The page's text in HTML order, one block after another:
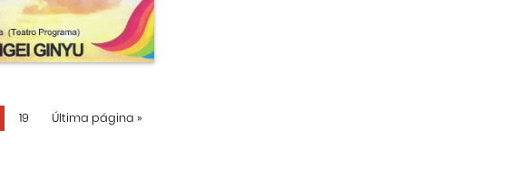
19 Última página »